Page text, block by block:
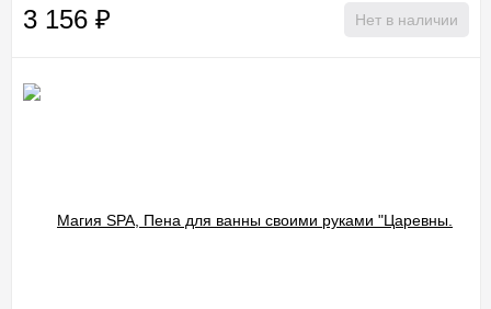
3 156 ₽ Нет в наличии